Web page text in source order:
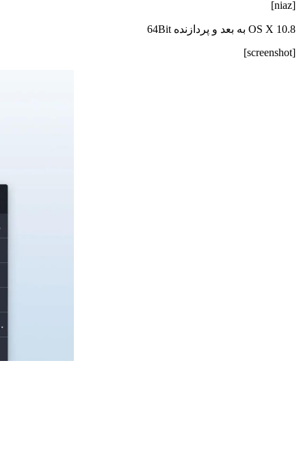
[niaz]
OS X 10.8 به بعد و پردازنده 64Bit
[screenshot]